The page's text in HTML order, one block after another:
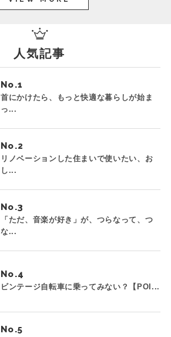
人気記事
No.
首にかけたら、もっと快適な暮らしが始ま
っ...
No.
リノベーションした住まいで使いたい、お
し...
No.
「ただ、音楽が好き」が、つらなって、つ
な...
No.
ビンテージ自転車に乗ってみない？【POI...
No.